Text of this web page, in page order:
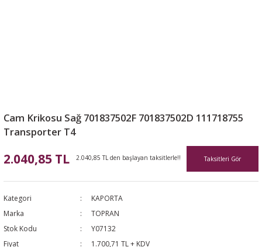
Cam Krikosu Sağ 701837502F 701837502D 111718755
Transporter T4
2.040,85 TL 2.040,85 TL den başlayan taksitlerle!! Taksitleri Gör
Kategori
KAPORTA
Marka
TOPRAN
Stok Kodu
Y07132
Fiyat
1.700,71 TL + KDV